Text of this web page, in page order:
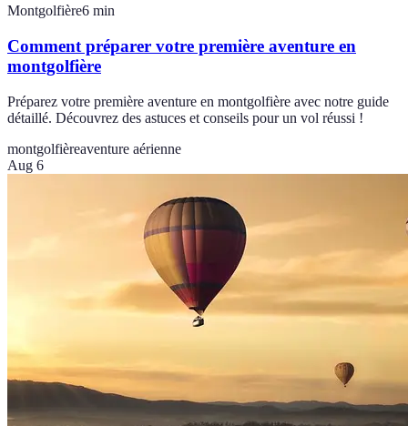
Montgolfière6 min
Comment préparer votre première aventure en
montgolfière
Préparez votre première aventure en montgolfière avec notre guide
détaillé. Découvrez des astuces et conseils pour un vol réussi !
montgolfièreaventure aérienne
Aug 6